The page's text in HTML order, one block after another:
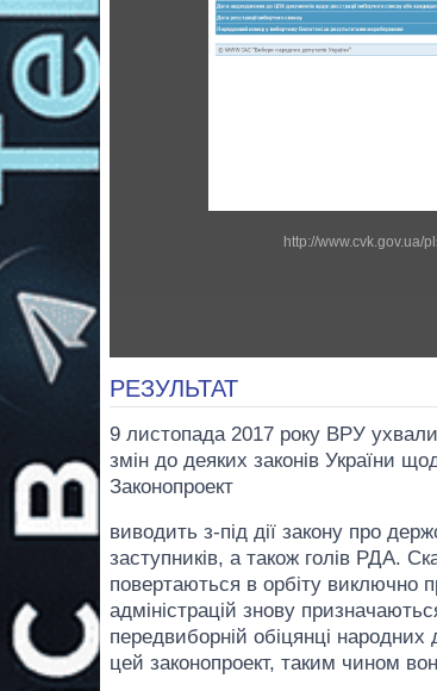
http://www.cvk.gov.ua/
РЕЗУЛЬТАТ
9 листопада 2017 року ВРУ
змін до деяких законів України
Законопроект
виводить з-під дії закону про
заступників, а також голів РДА.
повертаються в орбіту виключно
адміністрацій знову
передвиборній обіцянці
цей законопроект, таким чином